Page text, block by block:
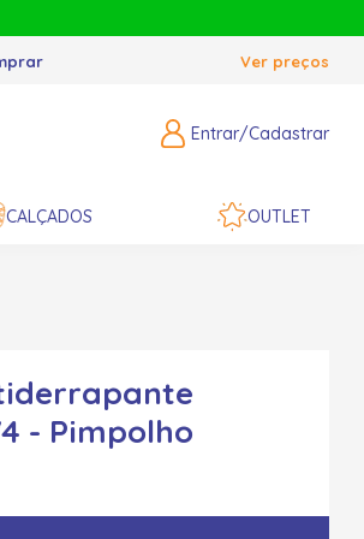
Ver preços
Entrar/Cadastrar
CALÇADOS OUTLET
- Pimpolho